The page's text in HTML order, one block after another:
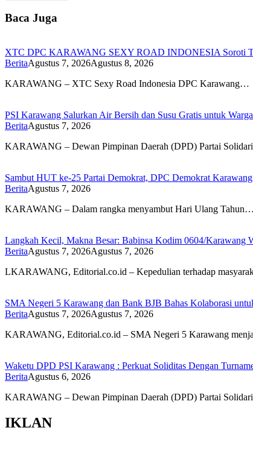
Baca Juga
XTC DPC KARAWANG SEXY ROAD INDONESIA Soroti
BeritaAgustus 7, 2026Agustus 8, 2026
KARAWANG – XTC Sexy Road Indonesia DPC Karawang…
PSI Karawang Salurkan Air Bersih dan Susu Gratis untuk
BeritaAgustus 7, 2026
KARAWANG – Dewan Pimpinan Daerah (DPD) Partai
Sambut HUT ke-25 Partai Demokrat, DPC Demokrat
BeritaAgustus 7, 2026
KARAWANG – Dalam rangka menyambut Hari Ulang Tahun…
Langkah Kecil, Makna Besar: Babinsa Kodim 0604/Karawang
BeritaAgustus 7, 2026Agustus 7, 2026
LKARAWANG, Editorial.co.id – Kepedulian terhadap
SMA Negeri 5 Karawang dan Bank BJB Bahas Kolaborasi
BeritaAgustus 7, 2026Agustus 7, 2026
KARAWANG, Editorial.co.id – SMA Negeri 5 Karawang
Waketu DPD PSI Karawang : Perkuat Soliditas Dengan
BeritaAgustus 6, 2026
KARAWANG – Dewan Pimpinan Daerah (DPD) Partai
IKLAN